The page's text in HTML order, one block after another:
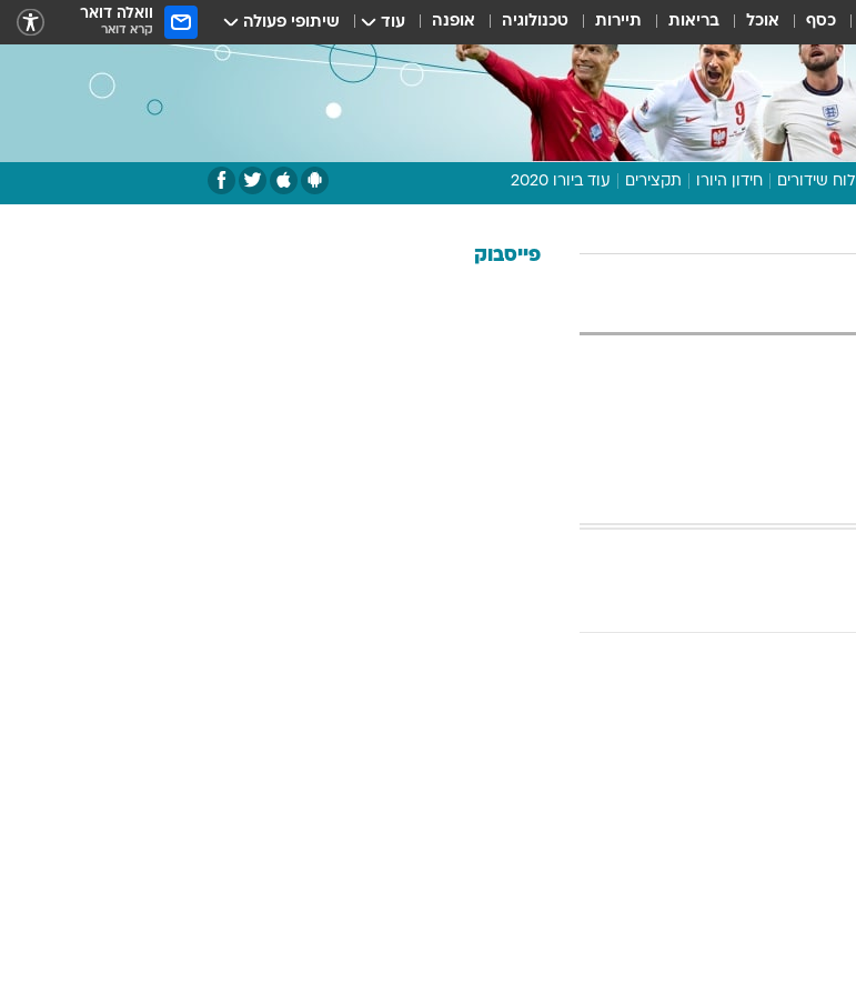
כסף אוכל בריאות תיירות טכנולוגיה אופנה עוד שיתופי פעולה וואלה דואר
קרא דואר
לוח שידורים חידון היורו תקצירים עוד ביורו 2020
תכנית היורו פייסבוק